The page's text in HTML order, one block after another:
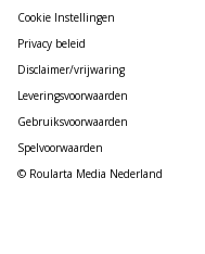
Cookie Instellingen
Privacy beleid
Disclaimer/vrijwaring
Leveringsvoorwaarden
Gebruiksvoorwaarden
Spelvoorwaarden
© Roularta Media Nederland